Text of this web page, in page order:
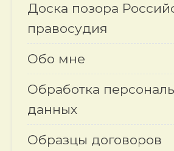
Доска позора
правосудия
Обо мне
Обработка
данных
Образцы договоров